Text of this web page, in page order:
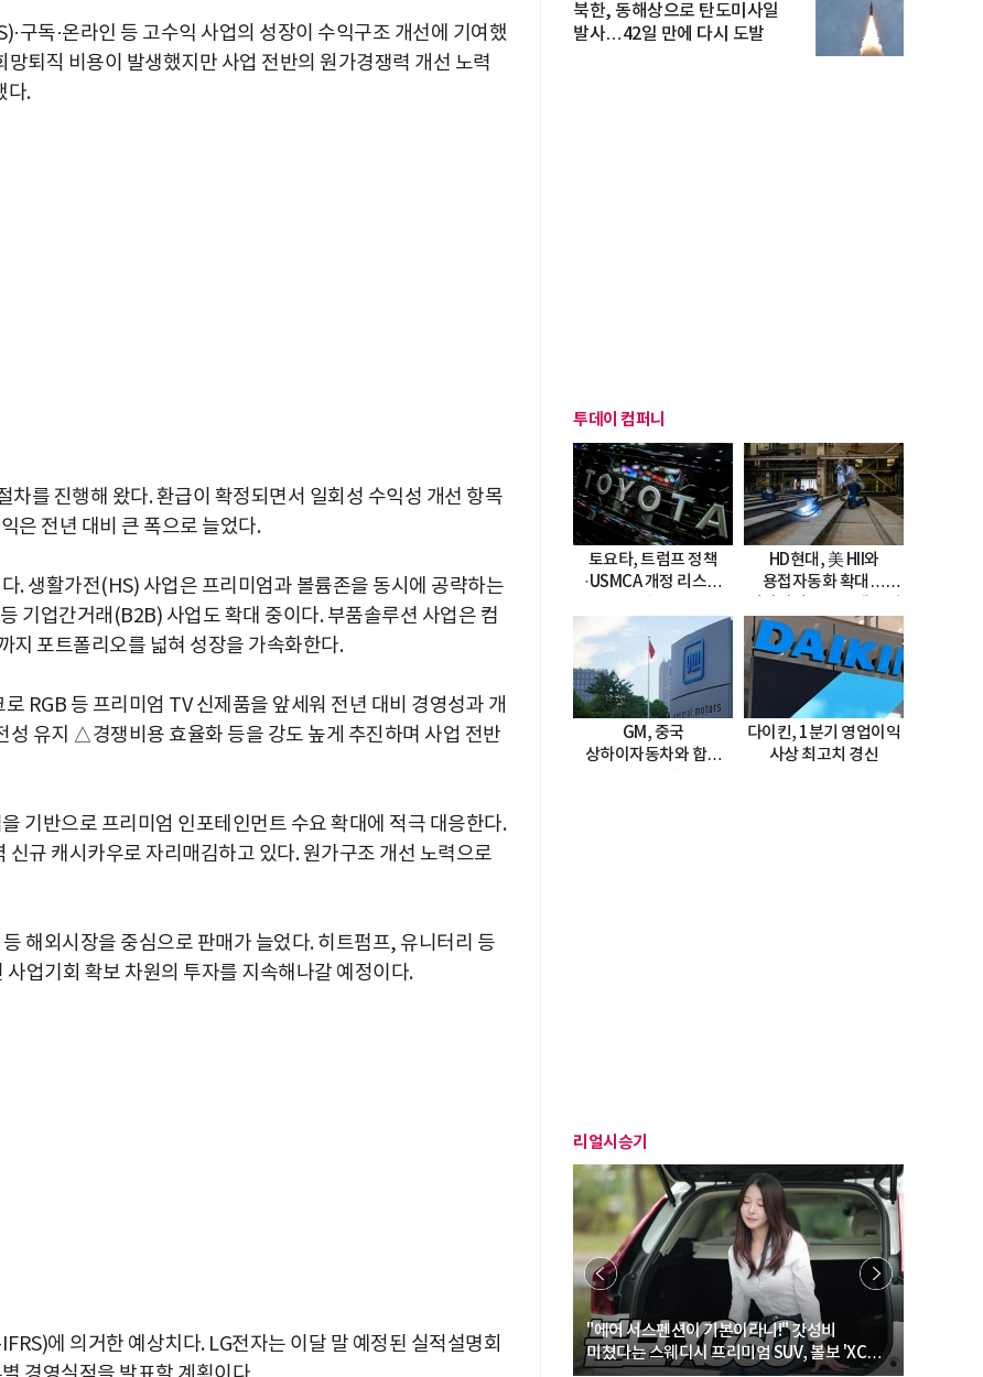
구독·온라인 등 고수익 사업의 성장이 수익구조 개선에 기여했
퇴직 비용이 발생했지만 사업 전반의 원가경쟁력 개선 노력
다.
를 진행해 왔다. 환급이 확정되면서 일회성 수익성 개선 항목
은 전년 대비 큰 폭으로 늘었다.
. 생활가전(HS) 사업은 프리미엄과 볼륨존을 동시에 공략하는
기업간거래(B2B) 사업도 확대 중이다. 부품솔루션 사업은 컴
지 포트폴리오를 넓혀 성장을 가속화한다.
RGB 등 프리미엄 TV 신제품을 앞세워 전년 대비 경영성과 개
유지 △경쟁비용 효율화 등을 강도 높게 추진하며 사업 전반
기반으로 프리미엄 인포테인먼트 수요 확대에 적극 대응한다.
규 캐시카우로 자리매김하고 있다. 원가구조 개선 노력으로
해외시장을 중심으로 판매가 늘었다. 히트펌프, 유니터리 등
업기회 확보 차원의 투자를 지속해나갈 예정이다.
에 의거한 예상치다. LG전자는 이달 말 예정된 실적설명회
북한, 동해상으로 탄도미사일
발사…42일 만에 다시 도발
투데이 컴퍼니
토요타, 트럼프 정책
·USMCA 개정 리스크
HD현대, 美 HII와
용접자동화 확대…
도입
GM, 중국
상하이자동차와 합작
다이킨, 1분기 영업이익
사상 최고치 경신
리얼시승기
박지수 아나운서가 타본 ‘전설의 무쏘’… “여성·
초보자도 반할 반전 매력”
"에어 서스펜션이 기본이라니!" 갓성비
미쳤다는 스웨디시 프리미엄 SUV, 볼보 'XC60